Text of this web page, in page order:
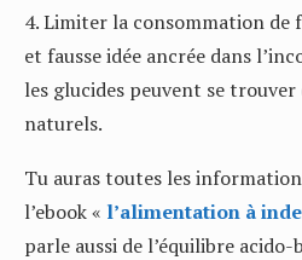
4. Limiter la consommation de
et fausse idée ancrée dans
les glucides peuvent se
naturels.
Tu auras toutes les
l’ebook « l’alimentation à
parle aussi de l’équilibre acido-